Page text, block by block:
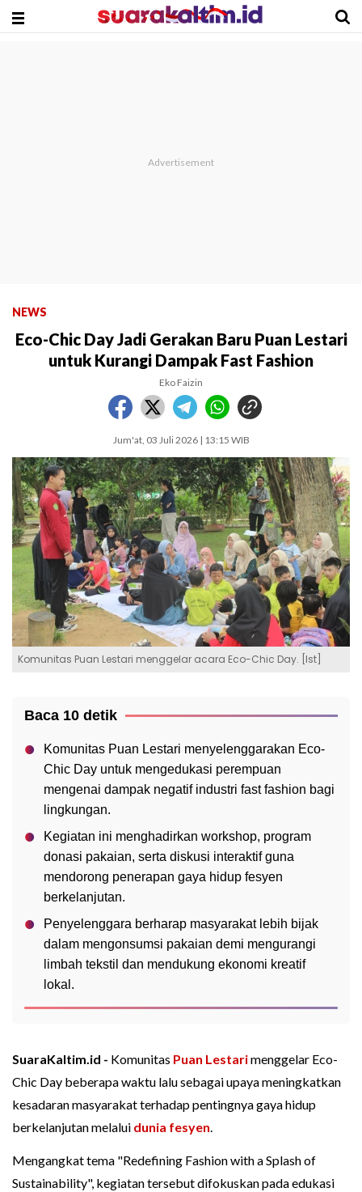
NEWS
Eco-Chic Day Jadi Gerakan Baru Puan Lestari
untuk Kurangi Dampak Fast Fashion
Eko Faizin
Jum'at, 03 Juli 2026 | 13:15 WIB
Komunitas Puan Lestari menggelar acara Eco-Chic Day. [Ist]
Baca 10 detik
Komunitas Puan Lestari menyelenggarakan Eco-
Chic Day untuk mengedukasi perempuan
mengenai dampak negatif industri fast fashion bagi
lingkungan.
Kegiatan ini menghadirkan workshop, program
donasi pakaian, serta diskusi interaktif guna
mendorong penerapan gaya hidup fesyen
berkelanjutan.
Penyelenggara berharap masyarakat lebih bijak
dalam mengonsumsi pakaian demi mengurangi
limbah tekstil dan mendukung ekonomi kreatif
lokal.
SuaraKaltim.id - Komunitas Puan Lestarimenggelar Eco-
Chic Day beberapa waktu lalu sebagai upaya meningkatkan
kesadaran masyarakat terhadap pentingnya gaya hidup
berkelanjutan melalui dunia fesyen.
Mengangkat tema "Redefining Fashion with a Splash of
Sustainability", kegiatan tersebut difokuskan pada edukasi